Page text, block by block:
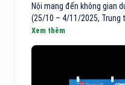
Nội mang đến không gian
(25/10 – 4/11/2025, Trung
Xem thêm